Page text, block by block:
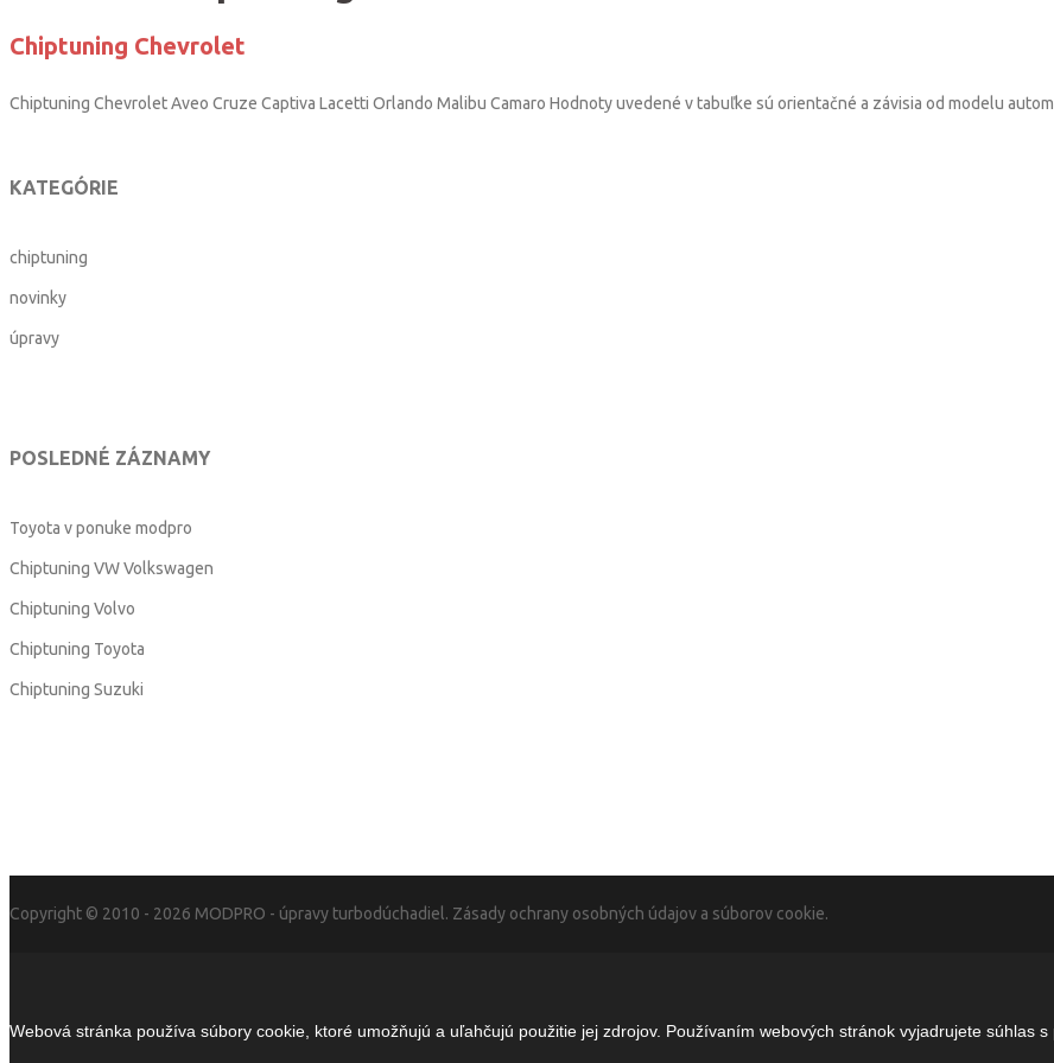
Chiptuning Chevrolet
Chiptuning Chevrolet Aveo Cruze Captiva Lacetti Orlando Malibu Camaro Hodnoty uvedené v tabuľke sú orientačné a závisia od modelu
KATEGÓRIE
chiptuning
novinky
úpravy
POSLEDNÉ ZÁZNAMY
Toyota v ponuke modpro
Chiptuning VW Volkswagen
Chiptuning Volvo
Chiptuning Toyota
Chiptuning Suzuki
Copyright © 2010 - 2026 MODPRO - úpravy turbodúchadiel. Zásady ochrany osobných údajov a súborov cookie.
Webová stránka používa súbory cookie, ktoré umožňujú a uľahčujú použitie jej zdrojov. Používaním webových stránok vyjadrujete súhlas s